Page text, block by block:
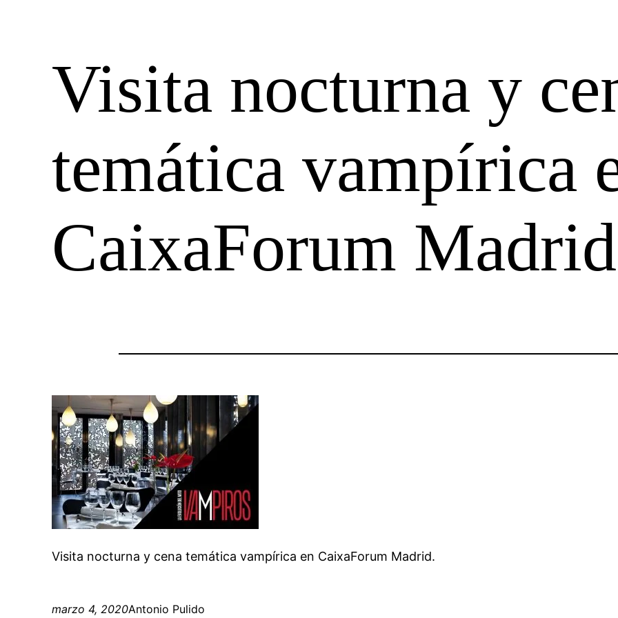
Visita nocturna y
temática vampírica
CaixaForum
Visita nocturna y cena temática vampírica en CaixaForum Madrid.
marzo 4, 2020Antonio Pulido